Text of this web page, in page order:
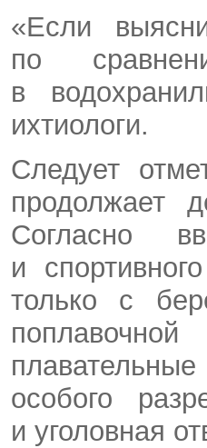
«Если
по
в
ихтиологи.
Следует
продолжает
Согласно
и
только с
особого
и уголовная